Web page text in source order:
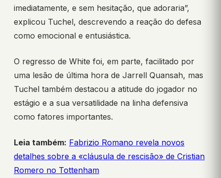
imediatamente, e sem hesitação, que adoraria”,
explicou Tuchel, descrevendo a reação do defesa
como emocional e entusiástica.
O regresso de White foi, em parte, facilitado por
uma lesão de última hora de Jarrell Quansah, mas
Tuchel também destacou a atitude do jogador no
estágio e a sua versatilidade na linha defensiva
como fatores importantes.
Leia também: Fabrizio Romano revela novos
detalhes sobre a «cláusula de rescisão» de Cristian
Romero no Tottenham